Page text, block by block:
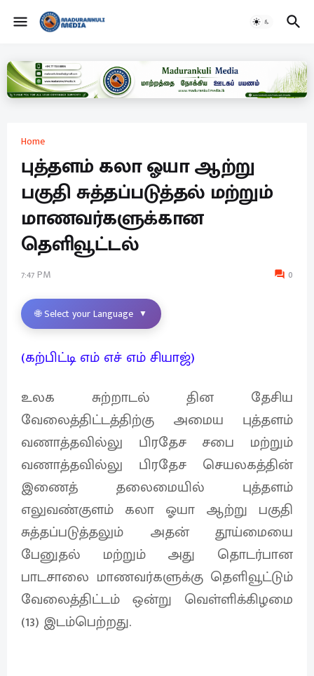
Home
புத்தளம் கலா ஓயா ஆற்று
பகுதி சுத்தப்படுத்தல் மற்றும்
மாணவர்களுக்கான
தெளிவூட்டல்
7:47 PM 0
🌐 Select your Language ▼
(கற்பிட்டி எம் எச் எம் சியாஜ்)
உலக சுற்றாடல் தின தேசிய
வேலைத்திட்டத்திற்கு அமைய புத்தளம்
வணாத்தவில்லு பிரதேச சபை மற்றும்
வணாத்தவில்லு பிரதேச செயலகத்தின்
இணைத் தலைமையில் புத்தளம்
எலுவண்குளம் கலா ஓயா ஆற்று பகுதி
சுத்தப்படுத்தலும் அதன் தூய்மையை
பேனுதல் மற்றும் அது தொடர்பான
பாடசாலை மாணவர்களுக்கு தெளிவூட்டும்
வேலைத்திட்டம் ஒன்று வெள்ளிக்கிழமை
(13) இடம்பெற்றது.